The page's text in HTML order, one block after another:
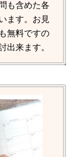
も含めた各
ます。お見
無料ですの
出来ます。